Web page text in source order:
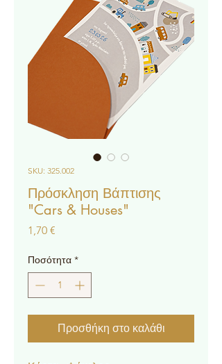
SKU: 325.002
Πρόσκληση Βάπτισης
"Cars & Houses"
1,70 €
Ποσότητα *
Προσθήκη στο καλάθι